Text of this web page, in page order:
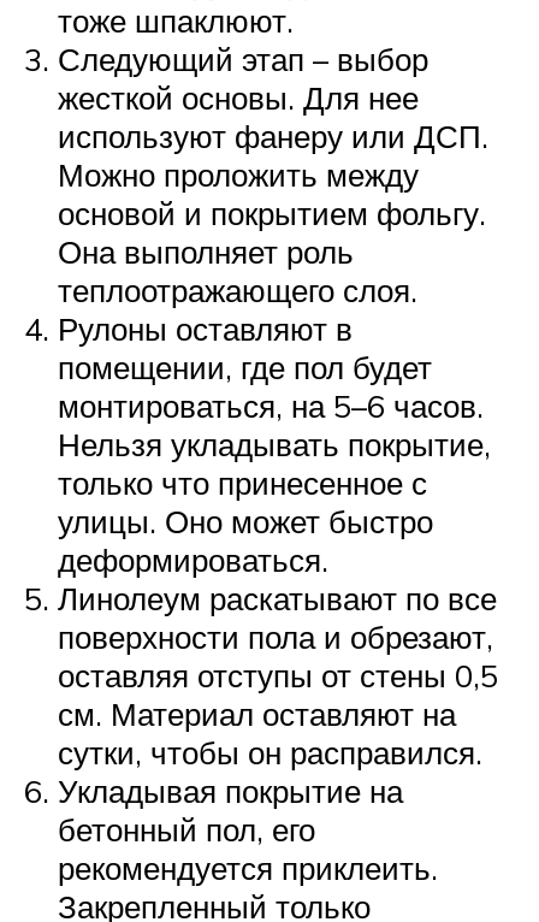
тоже шпаклюют.
Следующий этап – выбор
жесткой основы. Для нее
используют фанеру или ДСП.
Можно проложить между
основой и покрытием фольгу.
Она выполняет роль
теплоотражающего слоя.
Рулоны оставляют в
помещении, где пол будет
монтироваться, на 5–6 часов.
Нельзя укладывать покрытие,
только что принесенное с
улицы. Оно может быстро
деформироваться.
Линолеум раскатывают по все
поверхности пола и обрезают,
оставляя отступы от стены 0,5
см. Материал оставляют на
сутки, чтобы он расправился.
Укладывая покрытие на
бетонный пол, его
рекомендуется приклеить.
Закрепленный только